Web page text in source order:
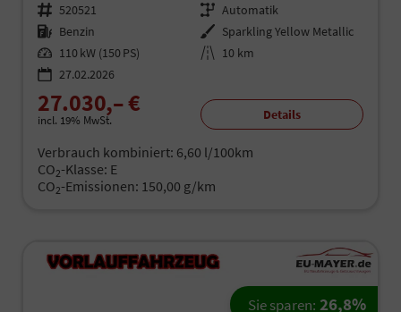
Fahrzeugnr. 520521 Getriebe Automatik
Kraftstoff Benzin Außenfarbe Sparkling Yellow Metallic
Leistung 110 kW (150 PS) Kilometerstand 10 km
27.02.2026
27.030,– €
incl. 19% MwSt. Details
Verbrauch kombiniert: 6,60 l/100km
CO2-Klasse: E
CO2-Emissionen: 150,00 g/km
Sie sparen: 26,8%